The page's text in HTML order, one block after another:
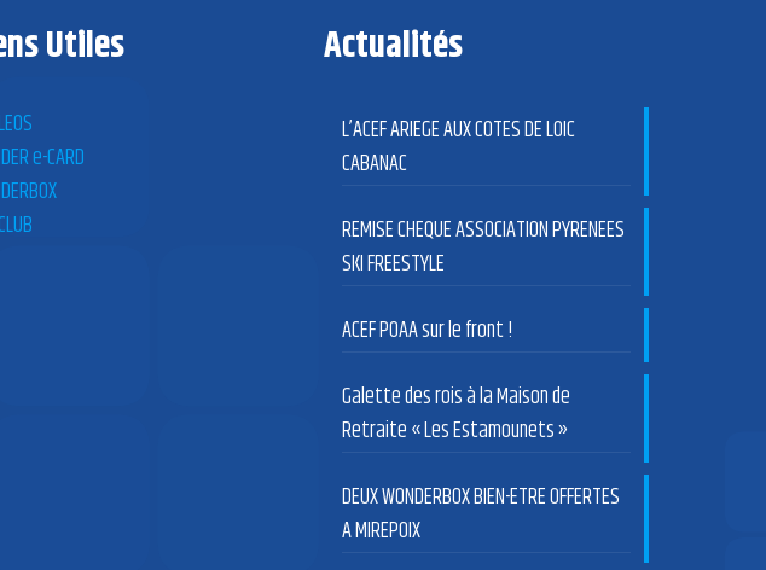
Utiles
e-CARD
Actualités
L’ACEF ARIEGE AUX COTES DE LOIC
CABANAC
REMISE CHEQUE ASSOCIATION PYRENEES
SKI FREESTYLE
ACEF POAA sur le front !
Galette des rois à la Maison de
Retraite « Les Estamounets »
DEUX WONDERBOX BIEN-ETRE OFFERTES
A MIREPOIX